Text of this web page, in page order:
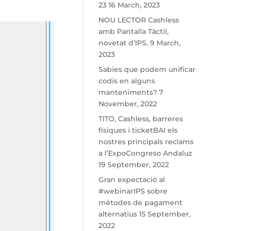
23 16 March, 2023
NOU LECTOR Cashless
amb Pantalla Tàctil,
novetat d’IPS. 9 March,
2023
Sabies que podem unificar
codis en alguns
manteniments? 7
November, 2022
TITO, Cashless, barreres
físiques i ticketBAI els
nostres principals reclams
a l’ExpoCongreso Andaluz
19 September, 2022
Gran expectació al
#webinarIPS sobre
mètodes de pagament
alternatius 15 September,
2022